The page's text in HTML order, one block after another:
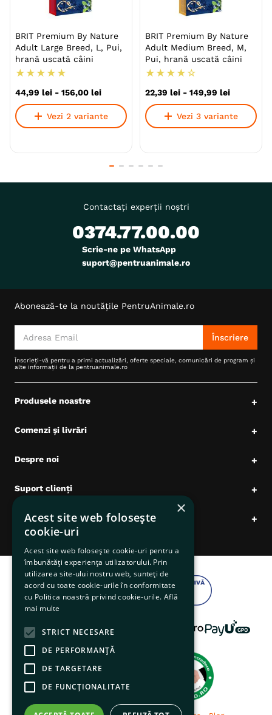
BRIT Premium By Nature
Adult Large Breed, L, Pui,
hrană uscată câini
★ ★ ★ ★ ★
44,99 lei - 156,00 lei
Vezi 2 variante
BRIT Premium By Nature
Adult Medium Breed, M,
Pui, hrană uscată câini
★ ★ ★ ★ ☆
22,39 lei - 149,99 lei
Vezi 3 variante
Contactați experții noștri
0374.77.00.00
Scrie-ne pe WhatsApp
suport@pentruanimale.ro
Abonează-te la noutățile PentruAnimale.ro
Înscriere
Înscrieți-vă pentru a primi actualizări, oferte speciale, comunicări de program și
alte informații de la pentruanimale.ro
Produsele noastre +
Comenzi și livrări +
Despre noi +
Suport clienți +
Date comerciale +
×
Acest site web folosește
cookie-uri
Acest site web folosește cookie-uri pentru a
îmbunătăți experiența utilizatorului. Prin
utilizarea site-ului nostru web, sunteți de
acord cu toate cookie-urile în conformitate
cu Politica noastră privind cookie-urile. Află
mai multe
STRICT NECESARE
DE PERFORMANȚĂ
DE TARGETARE
DE FUNCŢIONALITATE